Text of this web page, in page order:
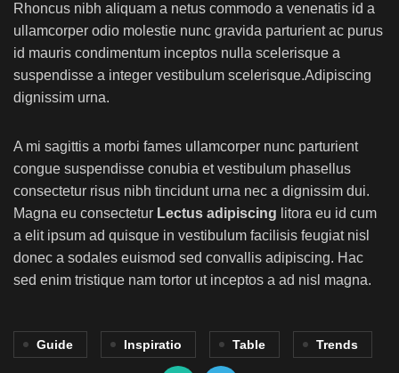
Rhoncus nibh aliquam a netus commodo a venenatis id a
ullamcorper odio molestie nunc gravida parturient ac purus
id mauris condimentum inceptos nulla scelerisque a
suspendisse a integer vestibulum scelerisque.Adipiscing
dignissim urna.
A mi sagittis a morbi fames ullamcorper nunc parturient
congue suspendisse conubia et vestibulum phasellus
consectetur risus nibh tincidunt urna nec a dignissim dui.
Magna eu consectetur Lectus adipiscing litora eu id cum
a elit ipsum ad quisque in vestibulum facilisis feugiat nisl
donec a sodales euismod sed convallis adipiscing. Hac
sed enim tristique nam tortor ut inceptos a ad nisl magna.
Guide Inspiratio Table Trends